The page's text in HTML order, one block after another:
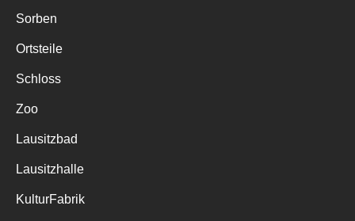
Sorben
Ortsteile
Schloss
Zoo
Lausitzbad
Lausitzhalle
KulturFabrik